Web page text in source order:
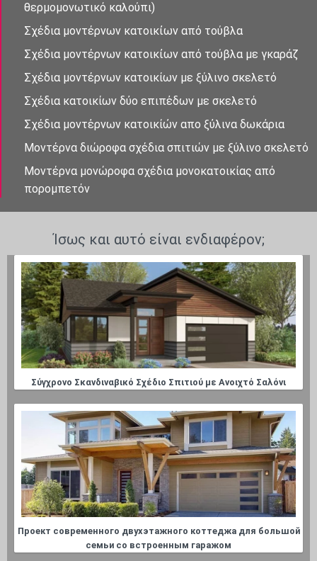
θερμομονωτικό καλούπι)
Σχέδια μοντέρνων κατοικἰων από τούβλα
Σχέδια μοντέρνων κατοικἰων από τούβλα με γκαράζ
Σχέδια μοντέρνων κατοικίων με ξύλινο σκελετό
Σχέδια κατοικίων δὐο επιπἐδων με σκελετό
Σχέδια μοντἐρνων κατοικίὠν απο ξὐλινα δωκάρια
Μοντέρνα διώροφα σχέδια σπιτιών με ξύλινο σκελετό
Μοντέρνα μονώροφα σχέδια μονοκατοικίας από
πορομπετόν
Ίσως και αυτό είναι ενδιαφέρον;
Σύγχρονο Σκανδιναβικό Σχέδιο Σπιτιού με Ανοιχτό Σαλόνι
Проект современного двухэтажного коттеджа для большой
семьи со встроенным гаражом